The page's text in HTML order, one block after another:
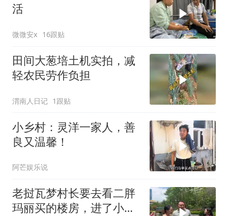
活
微微安x 16跟贴
田间大葱培土机实拍，减
轻农民劳作负担
渭南人日记 1跟贴
小乡村：灵洋一家人，善
良又温馨！
阿芒娱乐说
老挝瓦梦村长要去看二胖
玛丽买的楼房，进了小区